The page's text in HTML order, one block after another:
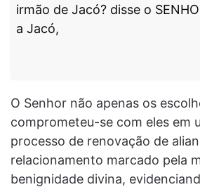
irmão de Jacó? disse o
a Jacó,
O Senhor não apenas os
comprometeu-se com eles em
processo de renovação de
relacionamento marcado pela
benignidade divina,